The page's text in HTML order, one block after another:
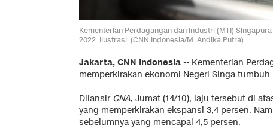
Kementerian Perdagangan dan Industri (MTI)
2022. Ilustrasi. (CNN Indonesia/M. Andika Putra).
Jakarta, CNN Indonesia -- Kementerian
memperkirakan ekonomi Negeri Singa
Dilansir CNA, Jumat (14/10), laju tersebut di
yang memperkirakan ekspansi 3,4 persen.
sebelumnya yang mencapai 4,5 persen.